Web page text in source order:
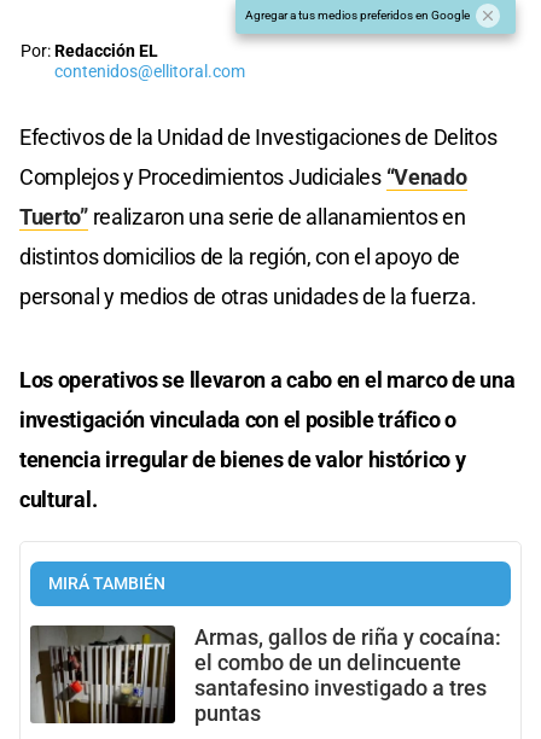
Agregar a tus medios preferidos en Google
Por:Redacción EL
contenidos@ellitoral.com
Efectivos de la Unidad de Investigaciones de Delitos
Complejos y Procedimientos Judiciales “Venado
Tuerto”realizaron una serie de allanamientos en
distintos domicilios de la región, con el apoyo de
personal y medios de otras unidades de la fuerza.
Los operativos se llevaron a cabo en el marco de una
investigación vinculada con el posible tráfico o
tenencia irregular de bienes de valor histórico y
cultural.
MIRÁ TAMBIÉN
Armas, gallos de riña y cocaína:
el combo de un delincuente
santafesino investigado a tres
puntas